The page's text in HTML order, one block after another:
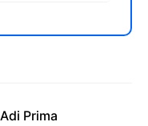
Prima